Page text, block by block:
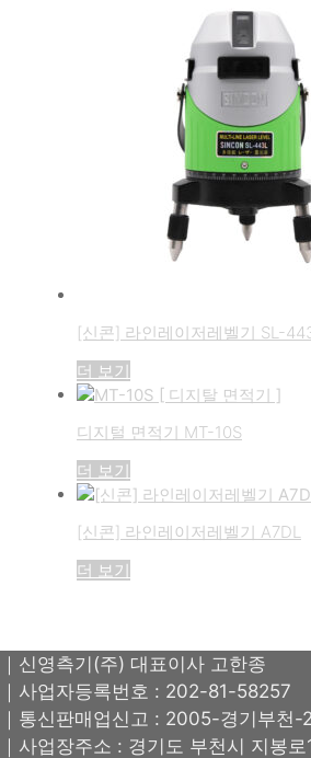
[신콘] 라인레이저레벨기 SL-
더 보기
디지털 면적기 MT-10S
더 보기
[신콘] 라인레이저레벨기 A7DL
더 보기
｜신영측기(주) 대표이사 고한종
｜사업자등록번호 : 202-81-58257
｜통신판매업신고 : 2005-경기부천-
｜사업장주소 : 경기도 부천시 지봉